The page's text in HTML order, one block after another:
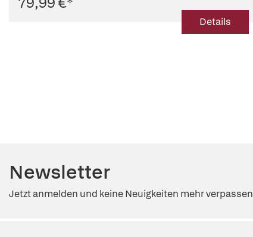
Details
Newsletter
Jetzt anmelden und keine Neuigkeiten mehr verpassen